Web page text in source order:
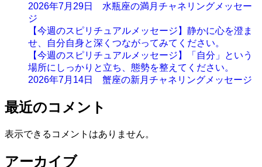
2026年7月29日 水瓶座の満月チャネリングメッセー
ジ
【今週のスピリチュアルメッセージ】静かに心を澄ま
せ、自分自身と深くつながってみてください。
【今週のスピリチュアルメッセージ】「自分」という
場所にしっかりと立ち、態勢を整えてください。
2026年7月14日 蟹座の新月チャネリングメッセージ
最近のコメント
表示できるコメントはありません。
アーカイブ